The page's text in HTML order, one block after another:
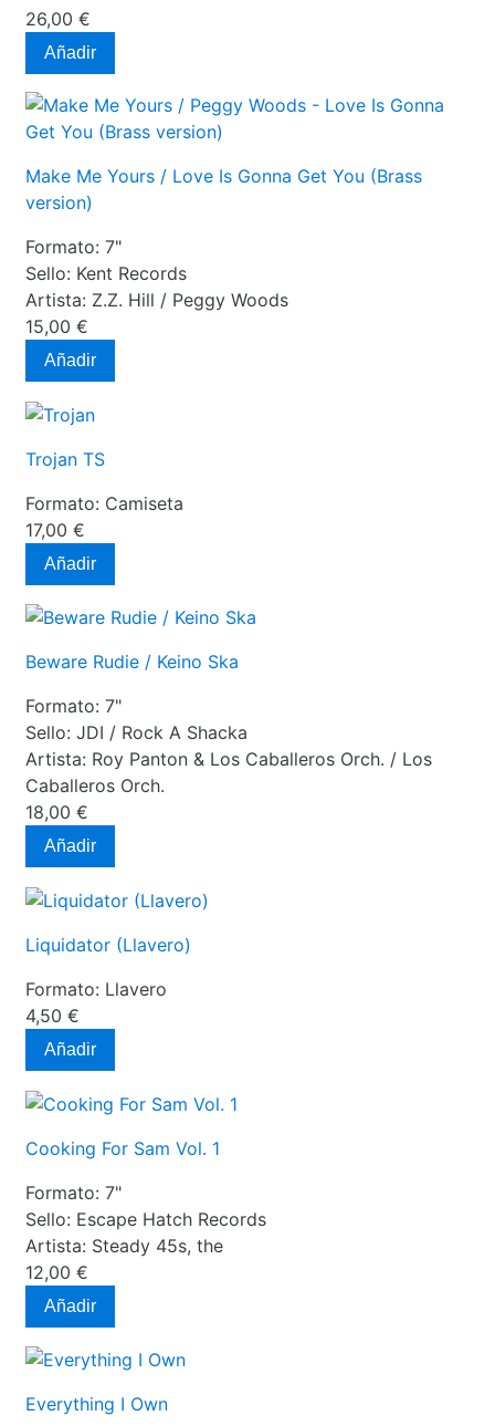
26,00 €
Añadir
Make Me Yours / Love Is Gonna Get You (Brass
version)
Formato: 7"
Sello: Kent Records
Artista: Z.Z. Hill / Peggy Woods
15,00 €
Añadir
Trojan TS
Formato: Camiseta
17,00 €
Añadir
Beware Rudie / Keino Ska
Formato: 7"
Sello: JDI / Rock A Shacka
Artista: Roy Panton & Los Caballeros Orch. / Los
Caballeros Orch.
18,00 €
Añadir
Liquidator (Llavero)
Formato: Llavero
4,50 €
Añadir
Cooking For Sam Vol. 1
Formato: 7"
Sello: Escape Hatch Records
Artista: Steady 45s, the
12,00 €
Añadir
Everything I Own